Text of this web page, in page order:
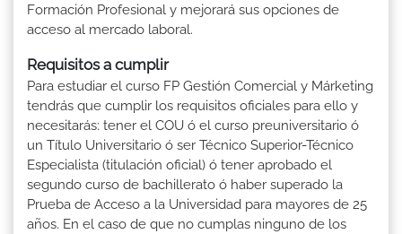
Formación Profesional y mejorará sus opciones de
acceso al mercado laboral.
Requisitos a cumplir
Para estudiar el curso FP Gestión Comercial y Márketing
tendrás que cumplir los requisitos oficiales para ello y
necesitarás: tener el COU ó el curso preuniversitario ó
un Título Universitario ó ser Técnico Superior-Técnico
Especialista (titulación oficial) ó tener aprobado el
segundo curso de bachillerato ó haber superado la
Prueba de Acceso a la Universidad para mayores de 25
años. En el caso de que no cumplas ninguno de los